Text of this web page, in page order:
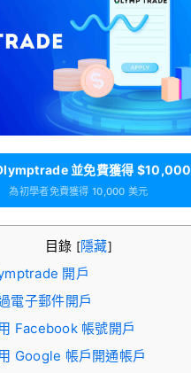
並免費獲得 $10,000
為初學者免費獲得 10,000 美元
目錄 [隱藏]
開戶
電子郵件開戶
Facebook 帳號開戶
Google 帳戶開通帳戶